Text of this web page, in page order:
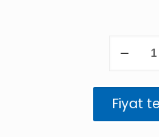
20.0
adet
Fiyat